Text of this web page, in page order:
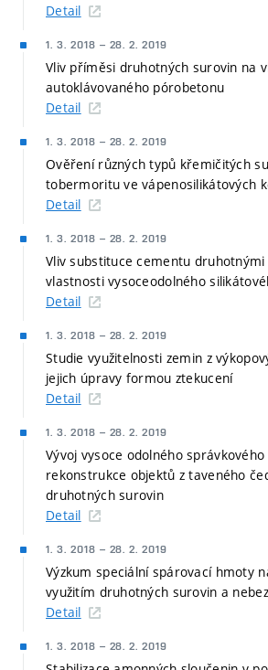
Detail
1. 3. 2018 – 28. 2. 2019
Vliv příměsi druhotných surovin na
autoklávovaného pórobetonu
Detail
1. 3. 2018 – 28. 2. 2019
Ověření různých typů křemičitých
tobermoritu ve vápenosilikátových
Detail
1. 3. 2018 – 28. 2. 2019
Vliv substituce cementu
vlastnosti vysoceodolného
Detail
1. 3. 2018 – 28. 2. 2019
Studie využitelnosti zemin z
jejich úpravy formou ztekucení
Detail
1. 3. 2018 – 28. 2. 2019
Vývoj vysoce odolného
rekonstrukce objektů z taveného
druhotných surovin
Detail
1. 3. 2018 – 28. 2. 2019
Výzkum speciální spárovací hmoty
využitím druhotných surovin a
Detail
1. 3. 2018 – 28. 2. 2019